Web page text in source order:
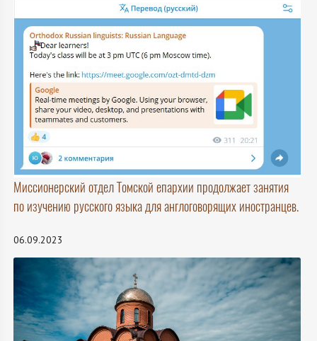
Миссионерский отдел Томской епархии продолжает занятия
по изучению русского языка для англоговорящих иностранцев.
06.09.2023